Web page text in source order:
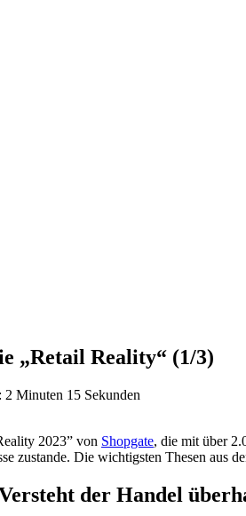
„Retail Reality“ (1/3)
2 Minuten 15 Sekunden
2023” von Shopgate, die mit über
zustande. Die wichtigsten Thesen aus
der Handel